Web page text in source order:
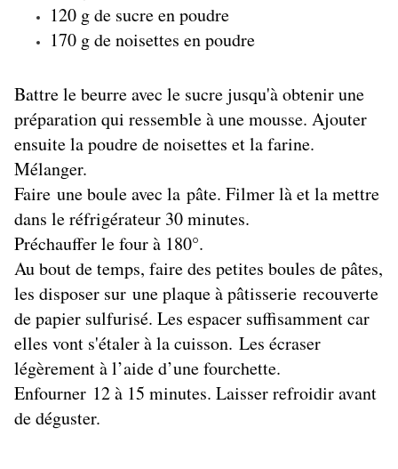
120 g de sucre en poudre
170 g de noisettes en poudre
Battre le beurre avec le sucre jusqu'à obtenir une
préparation qui ressemble à une mousse. Ajouter
ensuite la poudre de noisettes et la farine.
Mélanger.
Faire une boule avec la pâte. Filmer là et la mettre
dans le réfrigérateur 30 minutes.
Préchauffer le four à 180°.
Au bout de temps, faire des petites boules de pâtes,
les disposer sur une plaque à pâtisserie recouverte
de papier sulfurisé. Les espacer suffisamment car
elles vont s'étaler à la cuisson. Les écraser
légèrement à l’aide d’une fourchette.
Enfourner 12 à 15 minutes. Laisser refroidir avant
de déguster.